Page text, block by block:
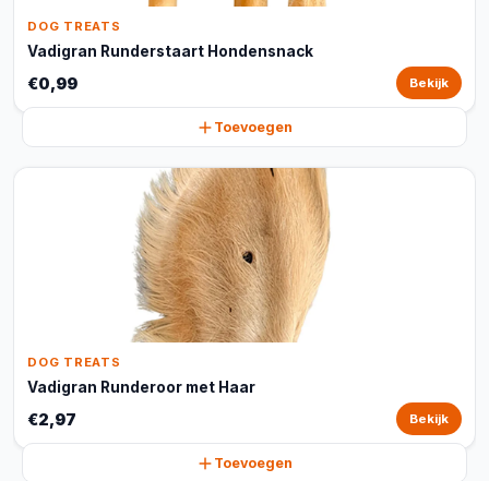
DOG TREATS
Vadigran Runderstaart Hondensnack
€0,99 Bekijk
Toevoegen
DOG TREATS
Vadigran Runderoor met Haar
€2,97 Bekijk
Toevoegen